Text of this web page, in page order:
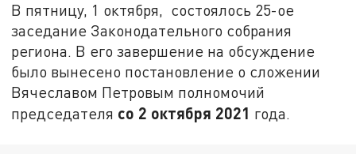
В пятницу, 1 октября, состоялось 25-ое
заседание Законодательного собрания
региона. В его завершение на обсуждение
было вынесено постановление о сложении
Вячеславом Петровым полномочий
председателя со 2 октября 2021 года.